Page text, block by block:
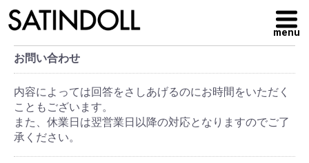
menu
お問い合わせ
内容によっては回答をさしあげるのにお時間をいただく
こともございます。
また、休業日は翌営業日以降の対応となりますのでご了
承ください。